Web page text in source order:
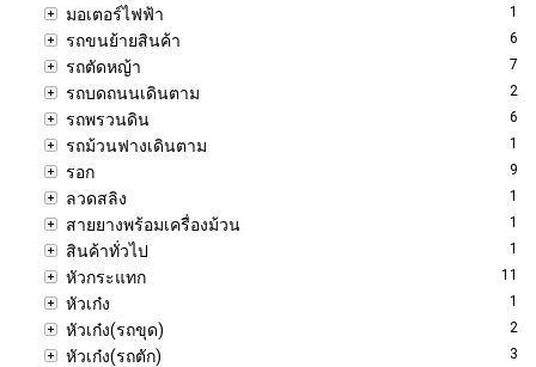
มอเตอร์ไฟฟ้า 1
รถขนย้ายสินค้า 6
รถตัดหญ้า 7
รถบดถนนเดินตาม 2
รถพรวนดิน 6
รถม้วนฟางเดินตาม 1
รอก 9
ลวดสลิง 1
สายยางพร้อมเครื่องม้วน 1
สินค้าทั่วไป 1
หัวกระแทก 11
หัวเก๋ง 1
หัวเก๋ง(รถขุด) 2
หัวเก๋ง(รถตัก) 3